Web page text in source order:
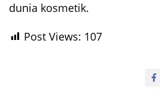
dunia kosmetik.
Post Views: 107